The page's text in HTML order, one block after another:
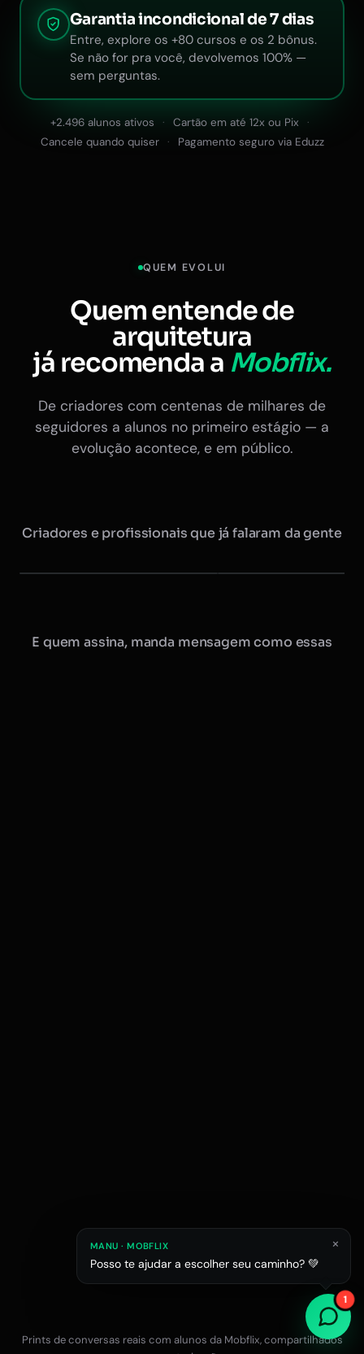
QUEM EVOLUI
Quem entende de
arquitetura
já recomenda a Mobflix.
De criadores com centenas de milhares de
seguidores a alunos no primeiro estágio — a
evolução acontece, e em público.
Criadores e profissionais que já falaram da gente
Maurício @arquitretas Eduardo Nóbrega
E quem assina, manda mensagem como essas
Júlia L.
Raphael M.
Estagiário em
Prints de conversas reais com alunos da Mobflix, compartilhados
Garantia incondicional de 7 dias
Entre, explore os +80 cursos e os 2 bônus.
Se não for pra você, devolvemos 100% —
sem perguntas.
+2.496 alunos ativos
Cartão em até 12x ou Pix
Cancele quando quiser
Pagamento seguro via Eduzz
12x R$47
1
MANU · MOBFLIX
Posso te ajudar a escolher seu caminho? 💚
×
Falar com a equipe no WhatsApp